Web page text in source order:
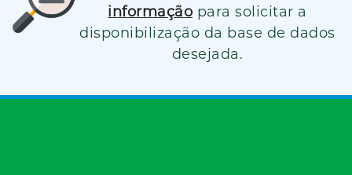
informação para solicitar a
disponibilização da base de dados
desejada.